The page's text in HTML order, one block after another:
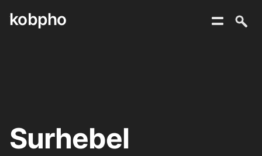
Skip
kobpho
Surhebel